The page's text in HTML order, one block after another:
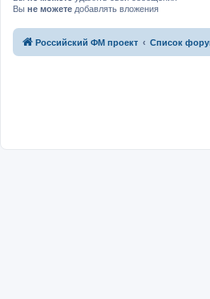
Вы не можете добавлять вложения
Российский ФМ проект Список